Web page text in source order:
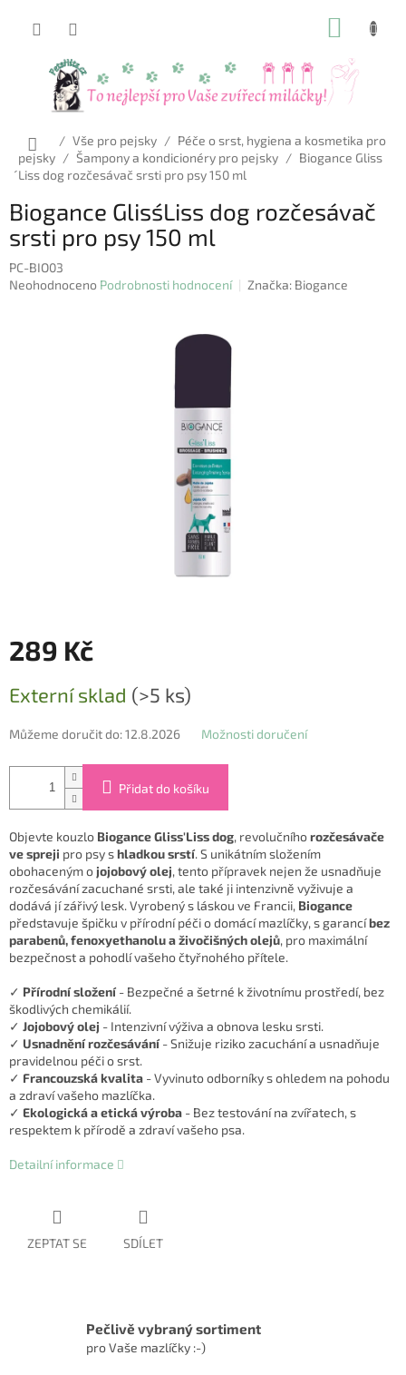
Domů
/ Vše pro pejsky / Péče o srst, hygiena a kosmetika pro
pejsky / Šampony a kondicionéry pro pejsky / Biogance Gliss
´Liss dog rozčesávač srsti pro psy 150 ml
Biogance Gliss´Liss dog rozčesávač
srsti pro psy 150 ml
PC-BIO03
Průměrné
Neohodnoceno Podrobnosti hodnocení Značka: Biogance
289 Kč
cena:
Externí sklad (>5 ks)
Můžeme doručit do:12.8.2026 Možnosti doručení
Přidat do košíku
Objevte kouzlo Biogance Gliss'Liss dog, revolučníhorozčesávače
ve spreji pro psy shladkou srstí. S unikátním složením
obohaceným o jojobový olej, tento přípravek nejen že usnadňuje
rozčesávání zacuchané srsti, ale také ji intenzivně vyživuje a
dodává jí zářivý lesk. Vyrobený s láskou ve Francii, Biogance
představuje špičku v přírodní péči o domácí mazlíčky, s garancíbez
parabenů, fenoxyethanolu a živočišných olejů, pro maximální
bezpečnost a pohodlí vašeho čtyřnohého přítele.
✓ Přírodní složení- Bezpečné a šetrné k životnímu prostředí, bez
škodlivých chemikálií.
✓ Jojobový olej - Intenzivní výživa a obnova lesku srsti.
✓ Usnadnění rozčesávání- Snižuje riziko zacuchání a usnadňuje
pravidelnou péči o srst.
✓ Francouzská kvalita - Vyvinuto odborníky s ohledem na pohodu
a zdraví vašeho mazlíčka.
✓ Ekologická a etická výroba - Bez testování na zvířatech, s
respektem k přírodě a zdraví vašeho psa.
Detailní informace
ZEPTAT SE SDÍLET
Pečlivě vybraný sortiment
pro Vaše mazlíčky :-)